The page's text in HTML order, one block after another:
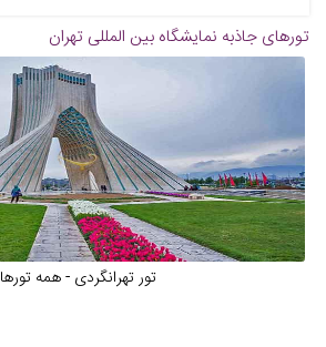
تورهای جاذبه نمایشگاه بین المللی تهران
تور تهرانگردی - همه تورها